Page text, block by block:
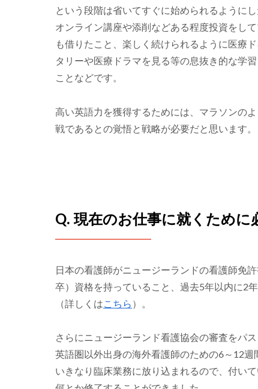
という段階は省いてすぐに始められるようにし
オンライン講座や添削などある程度投資をし
も借りたこと、楽しく続けられるように医療
タリーや医療ドラマを見る等の息抜き的な学
ことなどです。
高い英語力を獲得するためには、マラソンの
戦であるとの覚悟と戦略が必要だと思います。
Q. 現在のお仕事に就くために
日本の看護師がニュージーランドの看護師免
卒）資格を持っていること、過去5年以内に2
（詳しくはこちら ）。
さらにニュージーランド看護協会の審査をパ
英語圏以外出身の海外看護師のための6～12
いきなり臨床業務に放り込まれるので、付い